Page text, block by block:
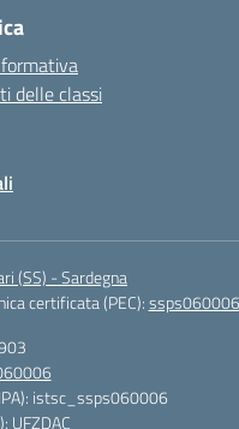
delle classi
(SS) - Sardegna
certificata (PEC):
istsc_ssps060006
UFZDAC